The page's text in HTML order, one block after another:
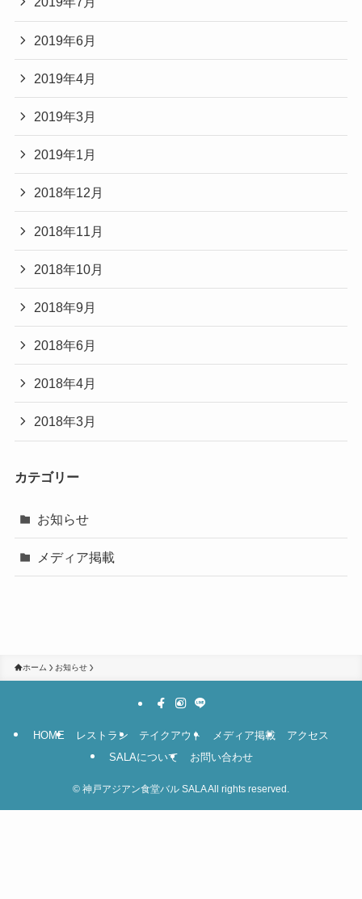
2019年6月
2019年4月
2019年3月
2019年1月
2018年12月
2018年11月
2018年10月
2018年9月
2018年6月
2018年4月
2018年3月
カテゴリー
お知らせ
メディア掲載
ホーム お知らせ
HOME レストラン テイクアウト メディア掲載
アクセス
SALAについて
お問い合わせ
© 神戸アジアン食堂バル SALA All rights reserved.